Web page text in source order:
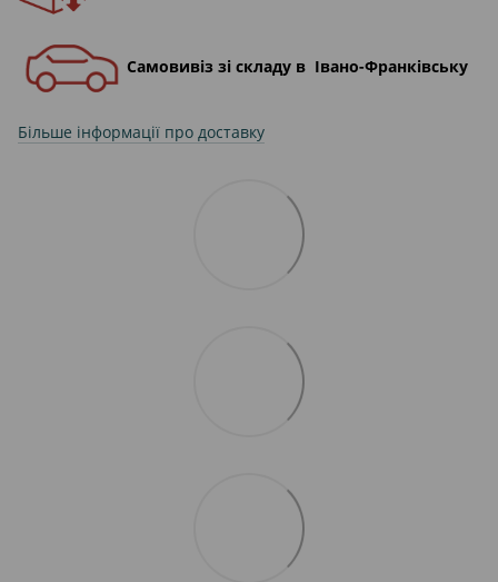
Самовивіз зі складу в Івано-Франківську
Більше інформації про доставку